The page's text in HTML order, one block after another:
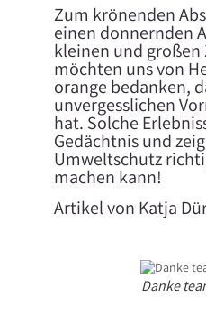
Zum krönenden
einen donnernden
kleinen und großen
möchten uns von
orange bedanken,
unvergesslichen
hat. Solche
Gedächtnis und
Umweltschutz
machen kann!
Artikel von Katja
Danke